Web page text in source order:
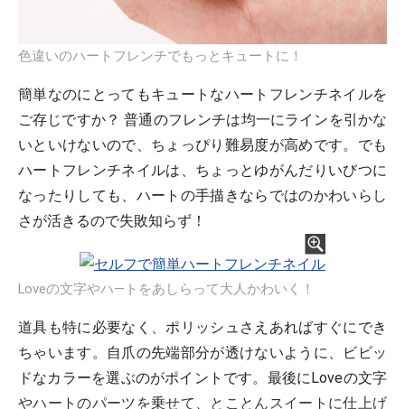
色違いのハートフレンチでもっとキュートに！
簡単なのにとってもキュートなハートフレンチネイルを
ご存じですか？ 普通のフレンチは均一にラインを引かな
いといけないので、ちょっぴり難易度が高めです。でも
ハートフレンチネイルは、ちょっとゆがんだりいびつに
なったりしても、ハートの手描きならではのかわいらし
さが活きるので失敗知らず！
Loveの文字やハ―トをあしらって大人かわいく！
道具も特に必要なく、ポリッシュさえあればすぐにでき
ちゃいます。自爪の先端部分が透けないように、ビビッ
ドなカラーを選ぶのがポイントです。最後にLoveの文字
やハートのパーツを乗せて、とことんスイートに仕上げ